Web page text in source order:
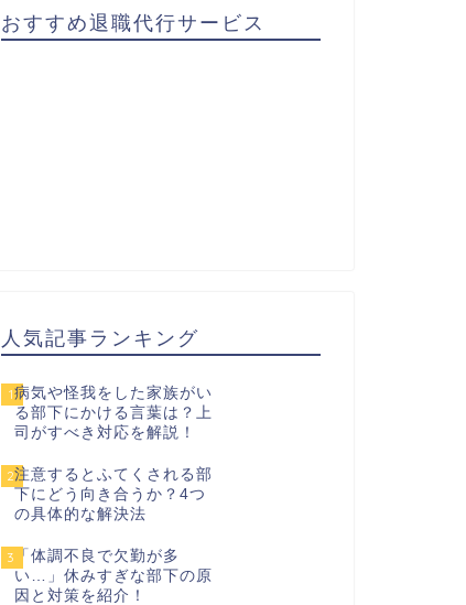
おすすめ退職代行サービス
人気記事ランキング
1病気や怪我をした家族がい
る部下にかける言葉は？上
司がすべき対応を解説！
2注意するとふてくされる部
下にどう向き合うか？4つ
の具体的な解決法
3 「体調不良で欠勤が多
い…」休みすぎな部下の原
因と対策を紹介！